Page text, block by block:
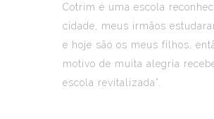
Cotrim é uma escola
cidade, meus irmãos
e hoje são os meus filhos,
motivo de muita alegria
escola revitalizada”.